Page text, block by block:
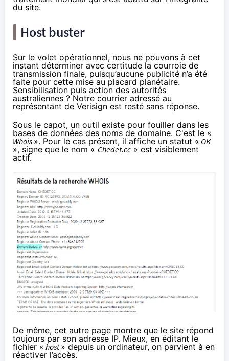
du site.
Host buster
Sur le volet opérationnel, nous ne pouvons à cet
instant déterminer avec certitude la courroie de
transmission finale, puisqu’aucune publicité n’a été
faite pour cette mise au placard planétaire.
Sensibilisation puis action des autorités
australiennes ? Notre courrier adressé au
représentant de Verisign est resté sans réponse.
Sous le capot, un outil existe pour fouiller dans les
bases de données des noms de domaine. C'est le «
Whois ». Pour le cas présent, il affiche un statut « OK
», signe que le nom « Chedet.cc » est visiblement
actif.
De même, cet autre page montre que le site répond
toujours par son adresse IP. Mieux, en éditant le
fichier « host» depuis un ordinateur, on parvient à en
réactiver l’accès.